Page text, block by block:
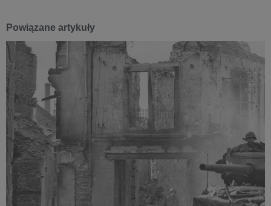
Powiązane artykuły